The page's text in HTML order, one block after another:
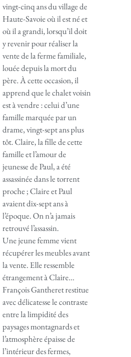
vingt-cinq ans du village de
Haute-Savoie où il est né et
où il a grandi, lorsqu’il doit
y revenir pour réaliser la
vente de la ferme familiale,
louée depuis la mort du
père. À cette occasion, il
apprend que le chalet voisin
est à vendre : celui d’une
famille marquée par un
drame, vingt-sept ans plus
tôt. Claire, la fille de cette
famille et l’amour de
jeunesse de Paul, a été
assassinée dans le torrent
proche ; Claire et Paul
avaient dix-sept ans à
l’époque. On n’a jamais
retrouvé l’assassin.
Une jeune femme vient
récupérer les meubles avant
la vente. Elle ressemble
étrangement à Claire…
François Gantheret restitue
avec délicatesse le contraste
entre la limpidité des
paysages montagnards et
l’atmosphère épaisse de
l’intérieur des fermes,